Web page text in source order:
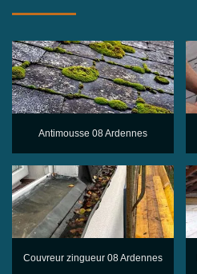
Antimousse 08 Ardennes
Couvreur zingueur 08 Ardennes